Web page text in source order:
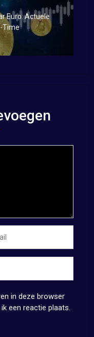
Euro: Actuele
Time
in deze browser
een reactie plaats.